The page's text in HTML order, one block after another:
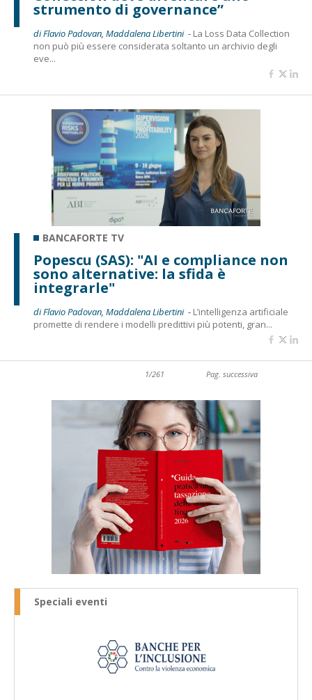
strumento di governance”
di Flavio Padovan, Maddalena Libertini - La Loss Data Collection
non può più essere considerata soltanto un archivio degli
eve...
BANCAFORTE TV
Popescu (SAS): "AI e compliance non
sono alternative: la sfida è
integrarle"
di Flavio Padovan, Maddalena Libertini - L’intelligenza artificiale
promette di rendere i modelli predittivi più potenti, gran...
1/261 Pag. successiva
Speciali eventi